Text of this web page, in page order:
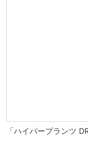
「ハイパープランツ